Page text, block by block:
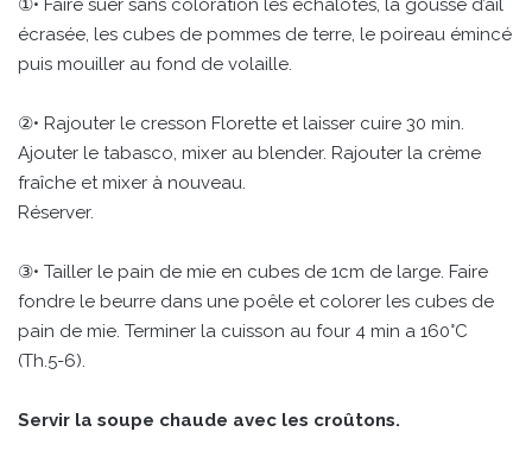
①• Faire suer sans coloration les échalotes, la gousse d’ail
écrasée, les cubes de pommes de terre, le poireau émincé
puis mouiller au fond de volaille.
②• Rajouter le cresson Florette et laisser cuire 30 min.
Ajouter le tabasco, mixer au blender. Rajouter la crème
fraîche et mixer à nouveau.
Réserver.
③• Tailler le pain de mie en cubes de 1cm de large. Faire
fondre le beurre dans une poêle et colorer les cubes de
pain de mie. Terminer la cuisson au four 4 min a 160°C
(Th.5-6).
Servir la soupe chaude avec les croûtons.